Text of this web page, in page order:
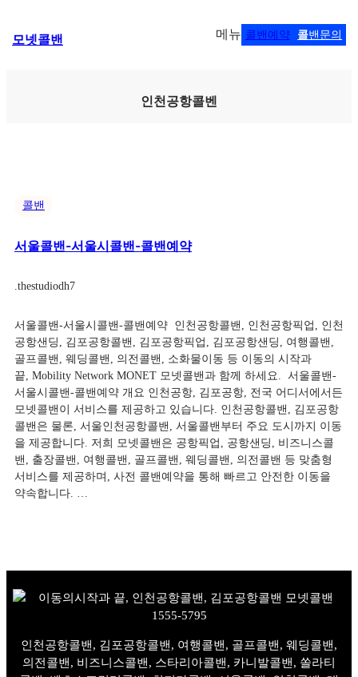
텐
모넷콜밴 메뉴 콜밴예약 콜밴문의
인천공항콜벤
콜밴
서울콜밴-서울시콜밴-콜밴예약
thestudiodh7
서울콜밴-서울시콜밴-콜밴예약 ​ 인천공항콜밴, 인천공항픽업, 인천
공항샌딩, 김포공항콜밴, 김포공항픽업, 김포공항샌딩, 여행콜밴,
골프콜밴, 웨딩콜밴, 의전콜밴, 소화물이동 등 이동의 시작과
끝, Mobility Network MONET 모넷콜밴과 함께 하세요. ​ 서울콜밴-
서울시콜밴-콜밴예약 개요 ​인천공항, 김포공항, 전국 어디서에서든
모넷콜밴이 서비스를 제공하고 있습니다. 인천공항콜밴, 김포공항
콜밴은 물론, 서울인천공항콜밴, 서울콜밴부터 주요 도시까지 이동
을 제공합니다. 저희 모넷콜밴은 공항픽업, 공항샌딩, 비즈니스콜
밴, 출장콜밴, 여행콜밴, 골프콜밴, 웨딩콜밴, 의전콜밴 등 맞춤형
서비스를 제공하며, 사전 콜밴예약을 통해 빠르고 안전한 이동을
약속합니다. …
인천공항콜밴, 김포공항콜밴, 여행콜밴, 골프콜밴, 웨딩콜밴,
의전콜밴, 비즈니스콜밴, 스타리아콜밴, 카니발콜밴, 쏠라티